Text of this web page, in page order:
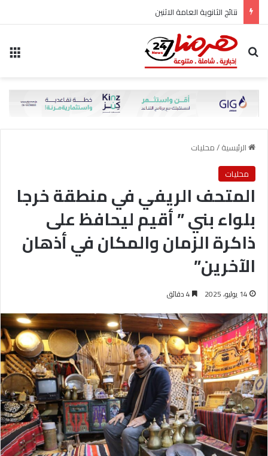
نتائج الثانوية العامة الاثنين
بحث عن
الرئيسية/محليات
محليات
‎المتحف الريفي في منطقة خرجا
بلواء بني ” أقيم ليحافظ على
ذاكرة الزمان والمكان في أذهان
الآخرين”
14 يوليو، 2025